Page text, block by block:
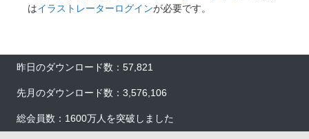
はイラストレーターログインが必要です。
昨日のダウンロード数：57,821
先月のダウンロード数：3,576,106
総会員数：1600万人を突破しました